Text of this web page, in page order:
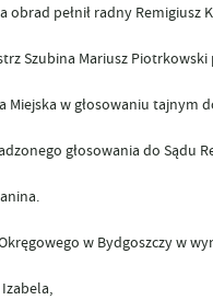
obrad pełnił radny Remigiusz
Szubina Mariusz
Miejska w głosowaniu
głosowania do Sądu
w Bydgoszczy w